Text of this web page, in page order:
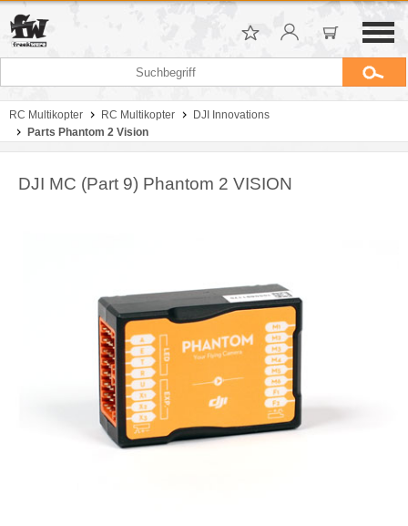
RC Multikopter RC Multikopter
DJI Innovations
Parts Phantom 2 Vision
DJI MC (Part 9) Phantom 2 VISION